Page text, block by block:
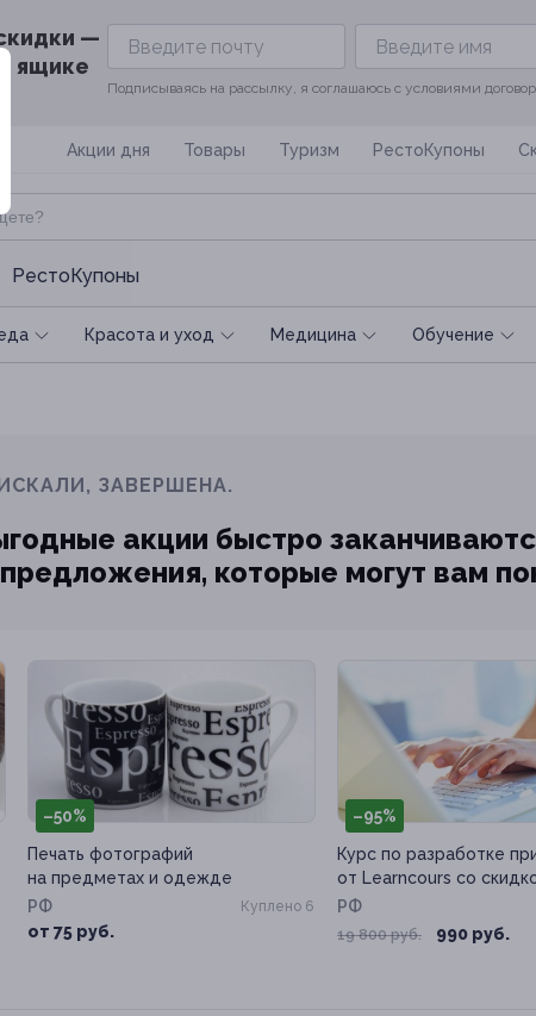
—
ящике
Подписываясь на рассылку, я соглашаюсь с условиями
Акции дня Товары Туризм РестоКупоны
РестоКупоны
Красота и уход Медицина Обучение
ЗАВЕРШЕНА.
акции быстро
которые могут вам
–50%
Печать фотографий
на предметах и одежде
РФ
от 75 руб.
Куплено 6
–95%
Курс по разработке
от Learncours со
РФ
19 800 руб. 990 руб.